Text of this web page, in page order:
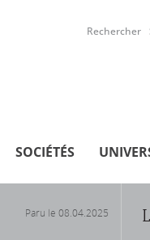
Rechercher
SOCIÉTÉS
Paru le 08.04.2025